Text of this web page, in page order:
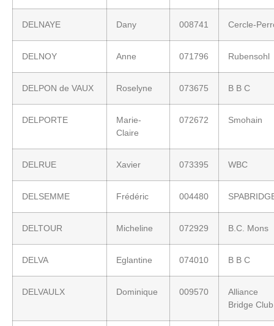
DELNAYE Dany 008741 Cercle-
DELNOY Anne 071796 Rubensohl
DELPON de VAUX Roselyne 073675 B B C
DELPORTE
Marie-
Claire
072672 Smohain
DELRUE Xavier 073395 WBC
DELSEMME Frédéric 004480
DELTOUR Micheline 072929 B.C. Mons
DELVA Eglantine 074010 B B C
DELVAULX Dominique 009570
Alliance
Bridge Club